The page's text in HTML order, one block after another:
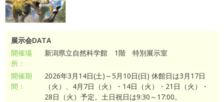
展示会DATA
開催場
所：
新潟県立自然科学館 1階 特別展示室
開催期
間：
2026年3月14日(土)～5月10日(日) 休館日は3月17日
（火）、4月7日（火）・14日（火）・21日（火）・
28日（火）予定。土日祝日は9:30～17:00。